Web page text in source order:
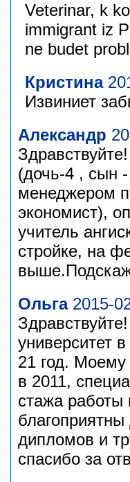
Veterinar, k
immigrant iz
ne budet
Кристина
Извиниет
Александр
(дочь-4 , сын
менеджером
экономист),
учитель
стройке, на
Ольга 2015-
университет
21 год. Моему
в 2011,
стажа работы
дипломов и
спасибо за